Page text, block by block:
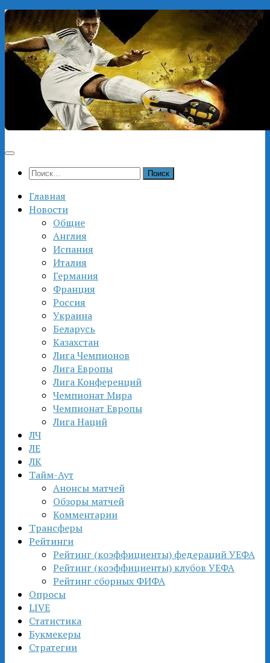
Перейти
к
содержимому
Найти:
Главная
Новости
Общие
Англия
Испания
Италия
Германия
Франция
Россия
Украина
Беларусь
Казахстан
Лига Чемпионов
Лига Европы
Лига Конференций
Чемпионат Мира
Чемпионат Европы
Лига Наций
ЛЧ
ЛЕ
ЛК
Тайм-Аут
Анонсы матчей
Обзоры матчей
Комментарии
Трансферы
Рейтинги
Рейтинг (коэффициенты) федераций УЕФА
Рейтинг (коэффициенты) клубов УЕФА
Рейтинг сборных ФИФА
Опросы
LIVE
Статистика
Букмекеры
Стратегии